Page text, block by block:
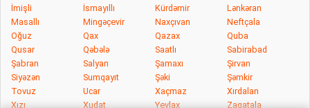
İmişli
İsmayıllı Kürdəmir
Lənkəran
Masallı
Mingəçevir Naxçıvan
Neftçala
Oğuz
Qax Qazax
Quba
Qusar
Qəbələ Saatlı
Sabirabad
Şabran
Salyan Şamaxı
Şirvan
Siyəzən
Sumqayıt Şəki
Şəmkir
Tovuz
Ucar Xaçmaz
Xırdalan
Xızı
Xudat Yevlax Zaqatala